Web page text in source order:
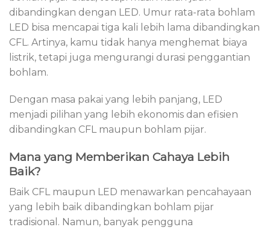
dibandingkan dengan LED. Umur rata-rata bohlam
LED bisa mencapai tiga kali lebih lama dibandingkan
CFL. Artinya, kamu tidak hanya menghemat biaya
listrik, tetapi juga mengurangi durasi penggantian
bohlam.
Dengan masa pakai yang lebih panjang, LED
menjadi pilihan yang lebih ekonomis dan efisien
dibandingkan CFL maupun bohlam pijar.
Mana yang Memberikan Cahaya Lebih
Baik?
Baik CFL maupun LED menawarkan pencahayaan
yang lebih baik dibandingkan bohlam pijar
tradisional. Namun, banyak pengguna